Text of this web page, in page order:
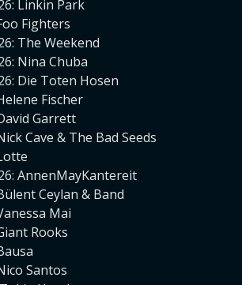
Linkin Park
Fighters
The Weekend
Nina Chuba
Die Toten Hosen
Fischer
Garrett
Cave & The Bad Seeds
AnnenMayKantereit
Ceylan & Band
Mai
Rooks
Santos